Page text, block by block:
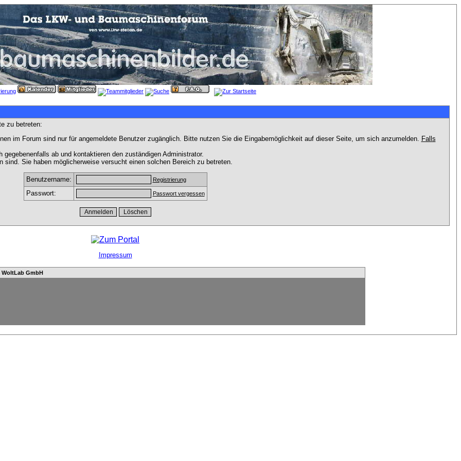
zu betreten:
im Forum sind nur für angemeldete Benutzer zugänglich. Bitte nutzen Sie die Eingabemöglichkeit auf dieser Seite, um sich anzumelden. Falls
ab und kontaktieren den zuständigen Administrator.
Sie haben möglicherweise versucht einen solchen Bereich zu betreten.
Benutzername: Registrierung
Passwort: Passwort vergessen
Impressum
WoltLab GmbH